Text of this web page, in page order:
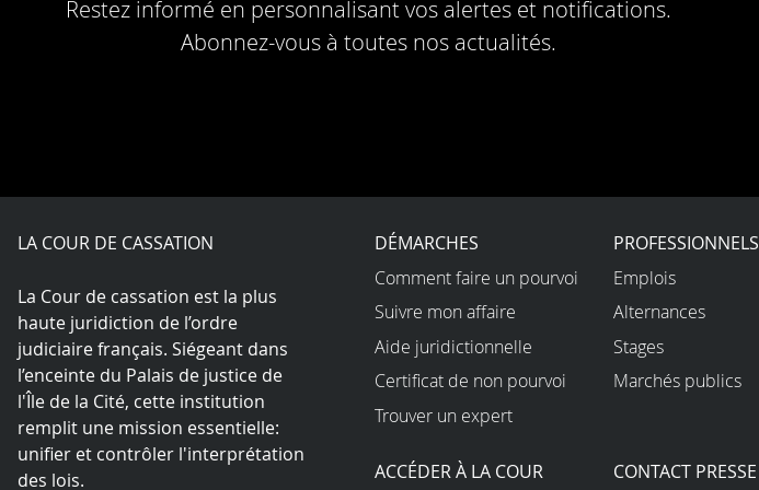
Restez informé en personnalisant vos alertes et notifications.
Abonnez-vous à toutes nos actualités.
LA COUR DE CASSATION
La Cour de cassation est la plus
haute juridiction de l’ordre
judiciaire français. Siégeant dans
l’enceinte du Palais de justice de
l'Île de la Cité, cette institution
remplit une mission essentielle:
unifier et contrôler l'interprétation
des lois.
DÉMARCHES
Comment faire un pourvoi
Suivre mon affaire
Aide juridictionnelle
Certificat de non pourvoi
Trouver un expert
PROFESSIONNELS
Emplois
Alternances
Stages
Marchés publics
ACCÉDER À LA COUR CONTACT PRESSE